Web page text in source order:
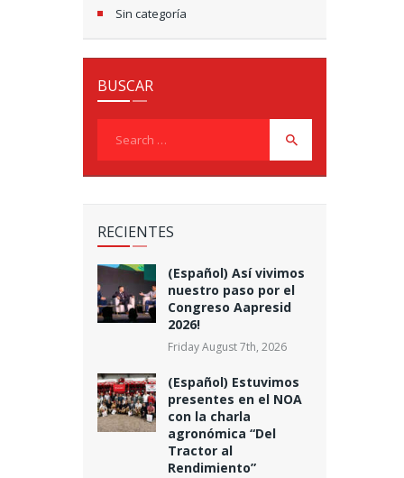
Sin categoría
BUSCAR
RECIENTES
(Español) Así vivimos
nuestro paso por el
Congreso Aapresid
2026!
Friday August 7th, 2026
(Español) Estuvimos
presentes en el NOA
con la charla
agronómica “Del
Tractor al
Rendimiento”